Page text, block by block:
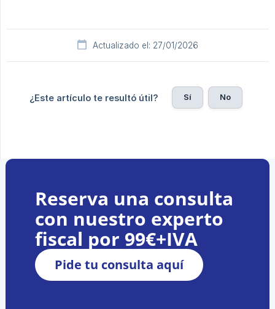
Actualizado el: 27/01/2026
¿Este artículo te resultó útil? Sí No
Reserva una consulta
con nuestro experto
fiscal por 99€+IVA
Pide tu consulta aquí